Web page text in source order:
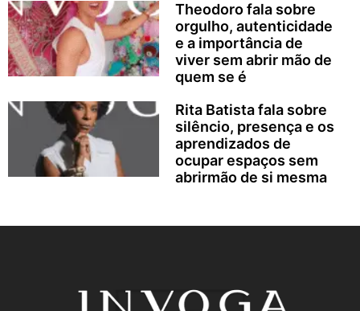
Theodoro fala sobre
orgulho, autenticidade
e a importância de
viver sem abrir mão de
quem se é
Rita Batista fala sobre
silêncio, presença e os
aprendizados de
ocupar espaços sem
abrirmão de si mesma